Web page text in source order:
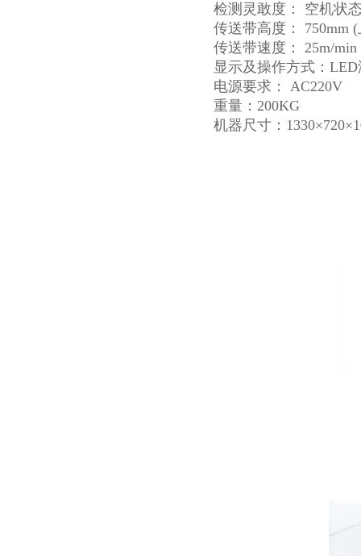
检测灵敢度： 空机状
传送带高度： 750mm
传送带速度： 25m/min
显示及操作方式：
电源要求： AC220V
重量：200KG
机器尺寸：